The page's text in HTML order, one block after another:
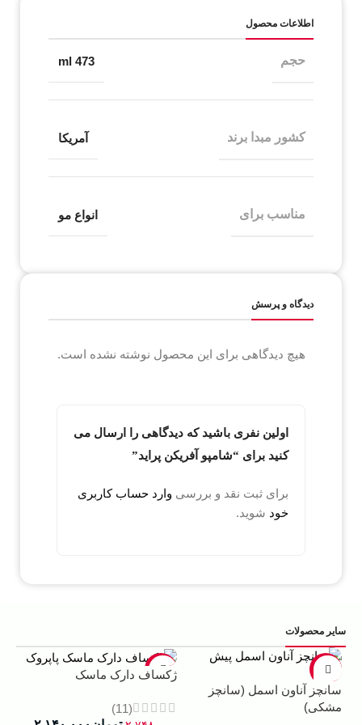
اطلاعات محصول
حجم 473 ml
کشور مبدا برند آمریکا
مناسب برای انواع مو
دیدگاه و پرسش
هیچ دیدگاهی برای این محصول نوشته نشده است.
اولین نفری باشید که دیدگاهی را ارسال می
کنید برای “شامپو آفریکن پراید”
برای ثبت نقد و بررسی وارد حساب کاربری
خود شوید.
سایر محصولات
-13%
سانچز آناون اسمل (سانچز
مشکی)
-22%
ژکساف دارک ماسک
(11)